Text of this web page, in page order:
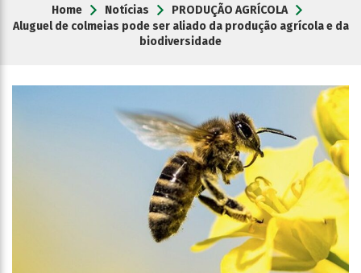
Home Notícias
PRODUÇÃO AGRÍCOLA
Aluguel de colmeias pode ser aliado da produção agrícola e da
biodiversidade